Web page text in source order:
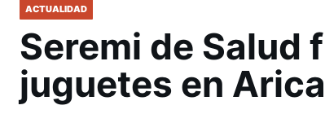
ACTUALIDAD
Seremi de Salud
juguetes en Arica